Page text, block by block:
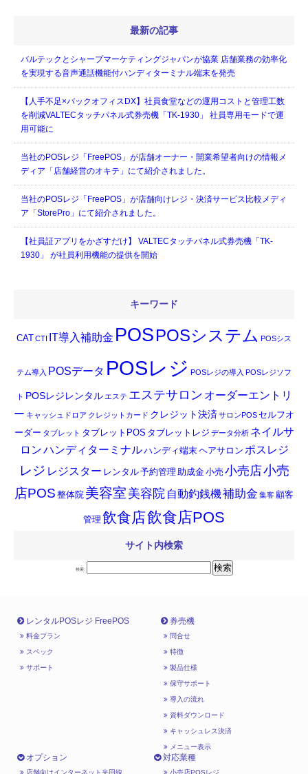
最新の記事
バルテックとシャープマーケティングジャパンが協業 店舗業務の効率化
を実現する音声通話機能付ハンディターミナル端末を発売
【人手不足×バックオフィスDX】社員食堂などの運用コストと管理工数
を削減VALTECタッチパネル式券売機「TK-1930」 社員専用モードで運
用可能に
当社のPOSレジ「FreePOS」が店舗オーナー・開業希望者向けの情報メ
ディア「店舗経営のオキテ」にて紹介されました。
当社のPOSレジ「FreePOS」が店舗向けレジ・決済サービス比較メディ
ア「StorePro」にて紹介されました。
【社員証アプリをかざすだけ】 VALTECタッチパネル式券売機「TK-
1930」 が社員利用機能の提供を開始
キーワード
CAT CTI IT導入補助金 POSPOSシステム POSシス
テム導入 POSデータ POSレジ POSレジの導入 POSレジソフ
ト POSレジレンタル エステ エステサロン オーダーエントリ
ー キャッシュドロア クレジットカード クレジット決済サロンPOS セルフオ
ーダー タブレット タブレットPOS タブレットレジ データ分析 ネイルサ
ロンハンディターミナルハンディ端末ヘアサロン ポスレジ
レジ レジスター レンタル予約管理 助成金小売 小売店小売
店POS 整体院 美容室 美容院 自動釣銭機補助金 集客顧客
管理 飲食店飲食店POS
サイト内検索
検索:
レンタルPOSレジ FreePOS
料金プラン
スペック
サポート
券売機
問合せ
特徴
製品仕様
保守サポート
導入の流れ
資料ダウンロード
キャッシュレス決済
メニュー表示
オプション
店舗向けインターネット光回線
対応業種
小売店POSレジ